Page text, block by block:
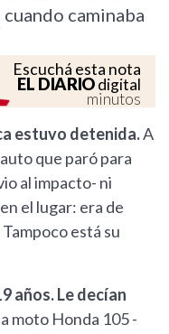
caminaba
Escuchá esta nota
EL DIARIOdigital
minutos
estuvo detenida.A
que paró para
al impacto- ni
el lugar: era de
está su
años. Le decían
moto Honda 105 -